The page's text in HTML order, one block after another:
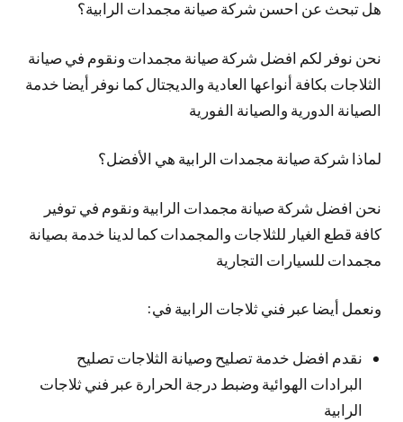
هل تبحث عن احسن شركة صيانة مجمدات الرابية؟
نحن نوفر لكم افضل شركة صيانة مجمدات ونقوم في صيانة
الثلاجات بكافة أنواعها العادية والديجتال كما نوفر أيضا خدمة
الصيانة الدورية والصيانة الفورية
لماذا شركة صيانة مجمدات الرابية هي الأفضل؟
نحن افضل شركة صيانة مجمدات الرابية ونقوم في توفير
كافة قطع الغيار للثلاجات والمجمدات كما لدينا خدمة بصيانة
مجمدات للسيارات التجارية
ونعمل أيضا عبر فني ثلاجات الرابية في:
نقدم افضل خدمة تصليح وصيانة الثلاجات تصليح
البرادات الهوائية وضبط درجة الحرارة عبر فني ثلاجات
الرابية